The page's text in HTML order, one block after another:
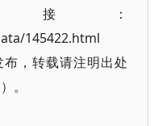
：
145422.html
，转载请注明出处
。